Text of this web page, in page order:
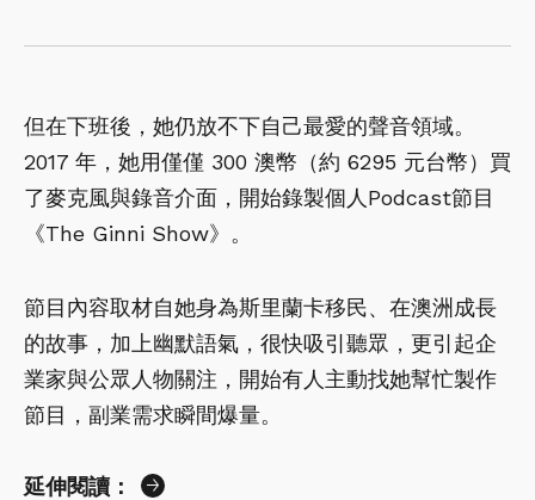
但在下班後，她仍放不下自己最愛的聲音領域。
2017 年，她用僅僅 300 澳幣（約 6295 元台幣）買
了麥克風與錄音介面，開始錄製個人Podcast節目
《The Ginni Show》。
節目內容取材自她身為斯里蘭卡移民、在澳洲成長
的故事，加上幽默語氣，很快吸引聽眾，更引起企
業家與公眾人物關注，開始有人主動找她幫忙製作
節目，副業需求瞬間爆量。
延伸閱讀：